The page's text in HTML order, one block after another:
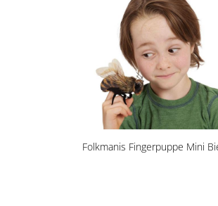
Folkmanis Fingerpuppe Mini